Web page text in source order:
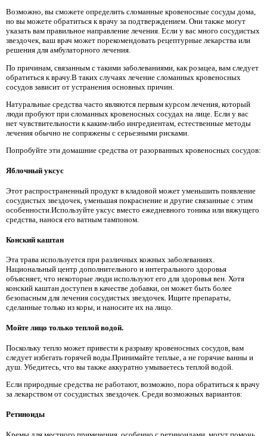
Возможно, вы сможете определить сломанные кровеносные сосуды дома,
но вы можете обратиться к врачу за подтверждением. Они также могут
указать вам правильное направление лечения. Если у вас много сосудистых
звездочек, ваш врач может порекомендовать рецептурные лекарства или
решения для амбулаторного лечения.
По причинам, связанным с такими заболеваниями, как розацеа, вам следует
обратиться к врачу.В таких случаях лечение сломанных кровеносных
сосудов зависит от устранения основных причин.
Натуральные средства часто являются первым курсом лечения, который
люди пробуют при сломанных кровеносных сосудах на лице. Если у вас
нет чувствительности к каким-либо ингредиентам, естественные методы
лечения обычно не сопряжены с серьезными рисками.
Попробуйте эти домашние средства от разорванных кровеносных сосудов:
Яблочный уксус
Этот распространенный продукт в кладовой может уменьшить появление
сосудистых звездочек, уменьшая покраснение и другие связанные с этим
особенности.Используйте уксус вместо ежедневного тоника или вяжущего
средства, нанося его ватным тампоном.
Конский каштан
Эта трава используется при различных кожных заболеваниях.
Национальный центр дополнительного и интегрального здоровья
объясняет, что некоторые люди используют его для здоровья вен. Хотя
конский каштан доступен в качестве добавки, он может быть более
безопасным для лечения сосудистых звездочек. Ищите препараты,
сделанные только из коры, и наносите их на лицо.
Мойте лицо только теплой водой.
Поскольку тепло может привести к разрыву кровеносных сосудов, вам
следует избегать горячей воды.Принимайте теплые, а не горячие ванны и
душ. Убедитесь, что вы также аккуратно умываетесь теплой водой.
Если природные средства не работают, возможно, пора обратиться к врачу
за лекарством от сосудистых звездочек. Среди возможных вариантов:
Ретиноиды